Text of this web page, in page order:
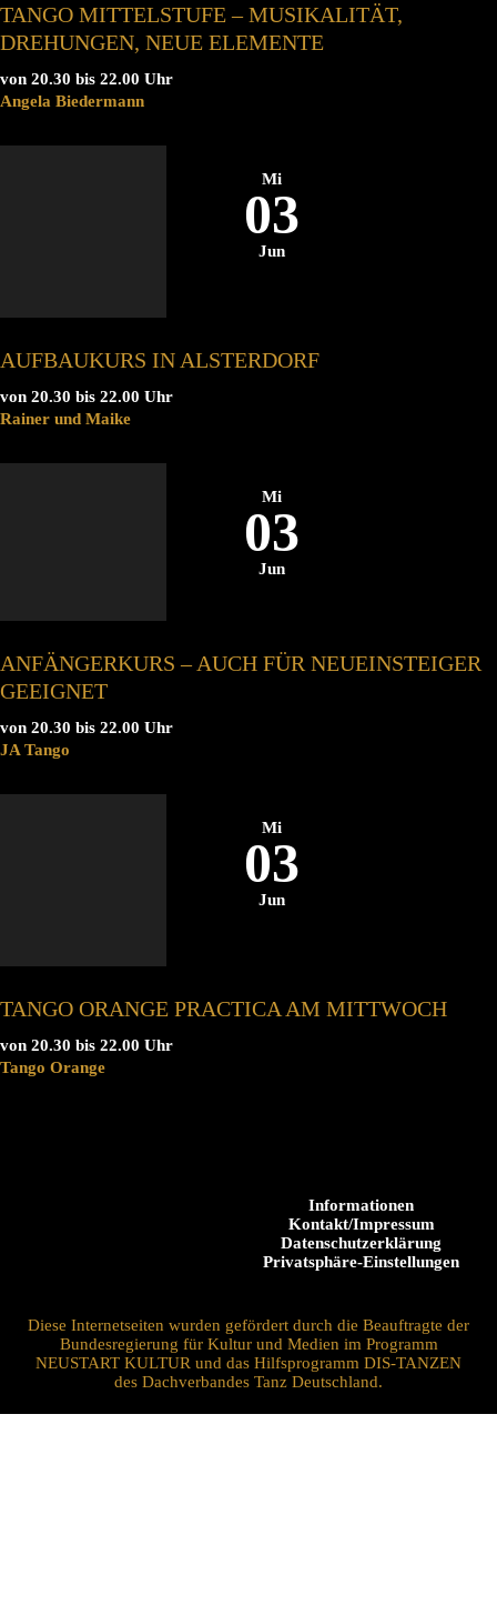
TANGO MITTELSTUFE – MUSIKALITÄT,
DREHUNGEN, NEUE ELEMENTE
von 20.30 bis 22.00 Uhr
Angela Biedermann
Mi
03
Jun
AUFBAUKURS IN ALSTERDORF
von 20.30 bis 22.00 Uhr
Rainer und Maike
Mi
03
Jun
ANFÄNGERKURS – AUCH FÜR NEUEINSTEIGER
GEEIGNET
von 20.30 bis 22.00 Uhr
JA Tango
Mi
03
Jun
TANGO ORANGE PRACTICA AM MITTWOCH
von 20.30 bis 22.00 Uhr
Tango Orange
Informationen
Kontakt/Impressum
Datenschutzerklärung
Privatsphäre-Einstellungen
Diese Internetseiten wurden gefördert durch die Beauftragte der
Bundesregierung für Kultur und Medien im Programm
NEUSTART KULTUR und das Hilfsprogramm DIS-TANZEN
des Dachverbandes Tanz Deutschland.